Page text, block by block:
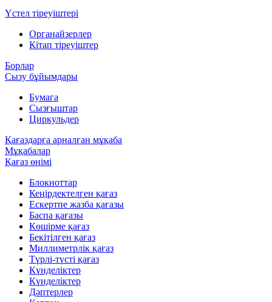
Үстел тіреуіштері
Органайзерлер
Кітап тіреуіштер
Борлар
Сызу бұйымдары
Бумага
Сызғыштар
Циркульдер
Қағаздарға арналған мұқаба
Мұқабалар
Қағаз өнімі
Блокноттар
Кеңірдектелген қағаз
Ескертпе жазба қағазы
Баспа қағазы
Көшірме қағаз
Бекітілген қағаз
Миллиметрлік қағаз
Түрлі-түсті қағаз
Күнделіктер
Күнделіктер
Дәптерлер